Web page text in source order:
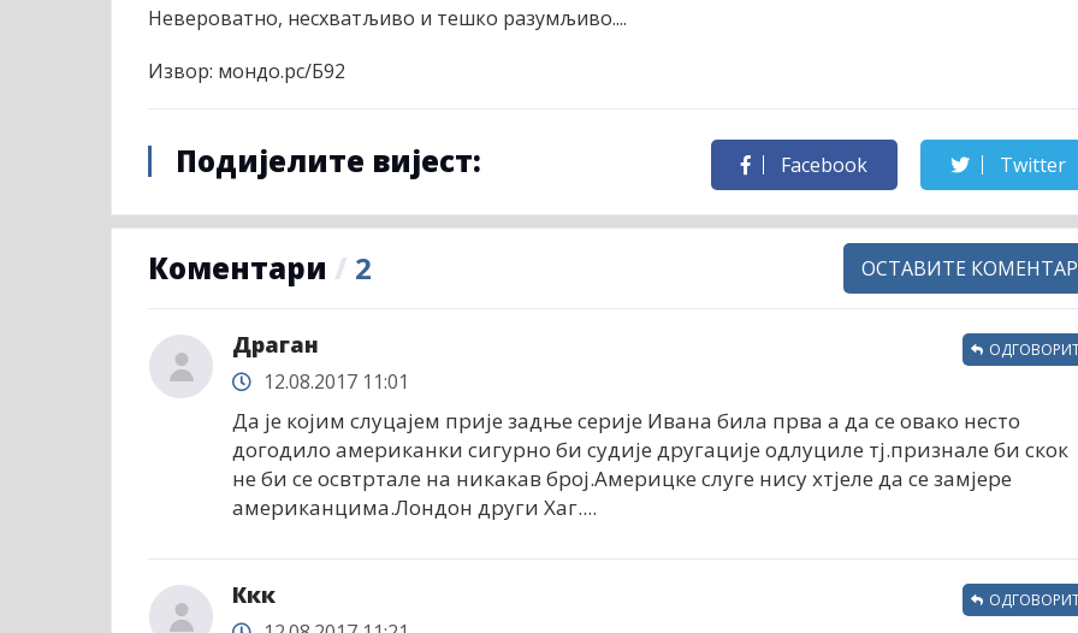
Невероватно, несхватљиво и тешко разумљиво....
Извор: мондо.рс/Б92
Подијелите вијест: Facebook Twitter
Коментари / 2 ОСТАВИТЕ КОМЕНТАР
Драган
12.08.2017 11:01
Да је којим слуцајем прије задње серије Ивана била прва а да се овако несто
догодило американки сигурно би судије другације одлуциле тј.признале би скок
не би се освтртале на никакав број.Америцке слуге нису хтјеле да се замјере
американцима.Лондон други Хаг....
Ккк